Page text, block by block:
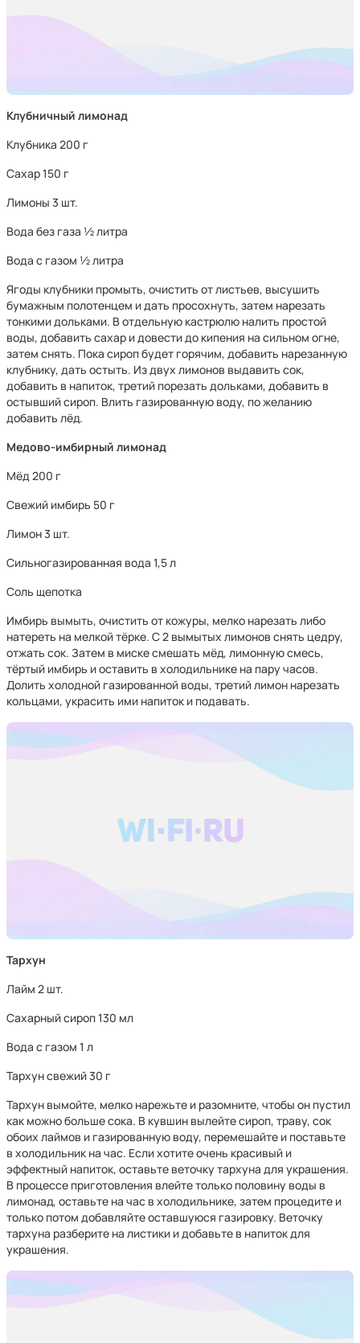
Клубничный лимонад
Клубника 200 г
Сахар 150 г
Лимоны 3 шт.
Вода без газа ½ литра
Вода с газом ½ литра
Ягоды клубники промыть, очистить от листьев, высушить
бумажным полотенцем и дать просохнуть, затем нарезать
тонкими дольками. В отдельную кастрюлю налить простой
воды, добавить сахар и довести до кипения на сильном огне,
затем снять. Пока сироп будет горячим, добавить нарезанную
клубнику, дать остыть. Из двух лимонов выдавить сок,
добавить в напиток, третий порезать дольками, добавить в
остывший сироп. Влить газированную воду, по желанию
добавить лёд.
Медово-имбирный лимонад
Мёд 200 г
Свежий имбирь 50 г
Лимон 3 шт.
Сильногазированная вода 1,5 л
Соль щепотка
Имбирь вымыть, очистить от кожуры, мелко нарезать либо
натереть на мелкой тёрке. С 2 вымытых лимонов снять цедру,
отжать сок. Затем в миске смешать мёд, лимонную смесь,
тёртый имбирь и оставить в холодильнике на пару часов.
Долить холодной газированной воды, третий лимон нарезать
кольцами, украсить ими напиток и подавать.
Тархун
Лайм 2 шт.
Сахарный сироп 130 мл
Вода с газом 1 л
Тархун свежий 30 г
Тархун вымойте, мелко нарежьте и разомните, чтобы он пустил
как можно больше сока. В кувшин вылейте сироп, траву, сок
обоих лаймов и газированную воду, перемешайте и поставьте
в холодильник на час. Если хотите очень красивый и
эффектный напиток, оставьте веточку тархуна для украшения.
В процессе приготовления влейте только половину воды в
лимонад, оставьте на час в холодильнике, затем процедите и
только потом добавляйте оставшуюся газировку. Веточку
тархуна разберите на листики и добавьте в напиток для
украшения.